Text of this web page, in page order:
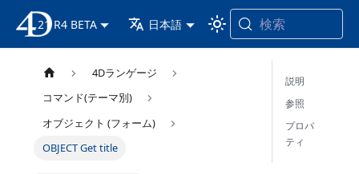
4D ドキュメンテーション
21 R4 BETA 日本語 検索
4Dランゲージ
コマンド(テーマ別)
オブジェクト (フォーム)
OBJECT Get title
説明
参照
プロパ
ティ